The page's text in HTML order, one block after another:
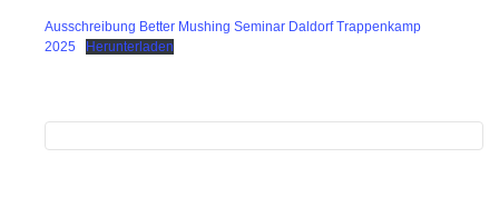
Ausschreibung Better Mushing Seminar Daldorf Trappenkamp
2025
Herunterladen